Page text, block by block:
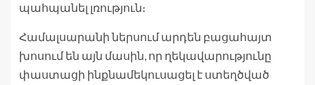
պահպանել լռություն։
Համալսարանի ներսում արդեն բացահայտ
խոսում են այն մասին, որ ղեկավարությունը
փաստացի ինքնամեկուսացել է ստեղծված